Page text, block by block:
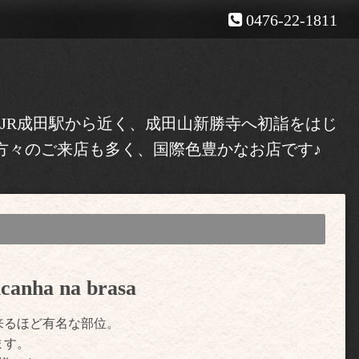
0476-22-1811
成田駅から近く、成田山新勝寺へ初詣をはじ
のご来店も多く、国際色豊かなお店です♪
na brasa
ほど有名な部位。
。